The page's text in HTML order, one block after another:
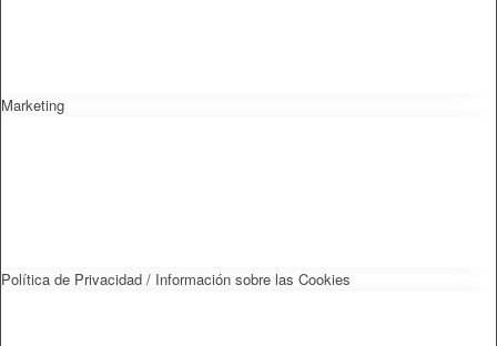
Marketing
Política de Privacidad / Información sobre las Cookies